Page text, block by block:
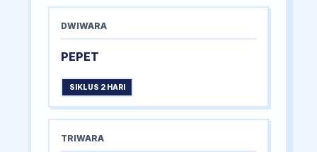
DWIWARA
PEPET
SIKLUS 2 HARI
TRIWARA